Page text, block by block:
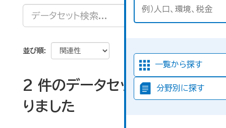
一覧から探す
分野別に探す
並び順
2 件のデータセットが見つか
りました